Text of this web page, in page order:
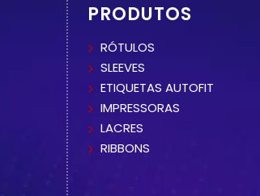
PRODUTOS
RÓTULOS
SLEEVES
ETIQUETAS AUTOFIT
IMPRESSORAS
LACRES
RIBBONS